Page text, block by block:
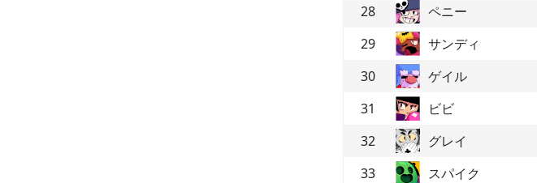
28
ペニー
29
サンディ
30
ゲイル
31
ビビ
32
グレイ
33
スパイク